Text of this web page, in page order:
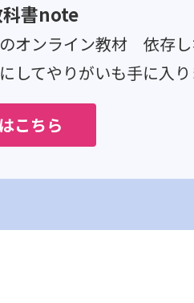
科書note
オンライン教材 依存
してやりがいも手に入
こちら